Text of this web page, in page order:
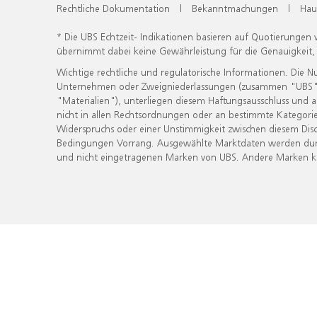
Rechtliche Dokumentation | Bekanntmachungen |
* Die UBS Echtzeit- Indikationen basieren auf
übernimmt dabei keine Gewährleistung für die
Wichtige rechtliche und regulatorische Informationen. Die
Unternehmen oder Zweigniederlassungen (zusammen
"Materialien"), unterliegen diesem Haftungsausschluss
nicht in allen Rechtsordnungen oder an bestimmte
Widerspruchs oder einer Unstimmigkeit zwischen diesem
Bedingungen Vorrang. Ausgewählte Marktdaten werden
und nicht eingetragenen Marken von UBS. Andere Marken